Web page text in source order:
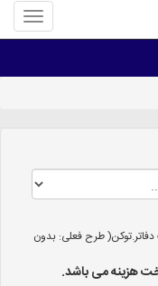
منوی
سایت
ثبت
طرح فعلی: بدون
هزینه می باشد.